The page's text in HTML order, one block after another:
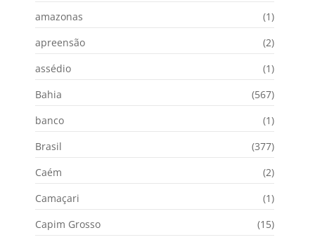
amazonas
(1)
apreensão
(2)
assédio
(1)
Bahia
(567)
banco
(1)
Brasil
(377)
Caém
(2)
Camaçari
(1)
Capim Grosso
(15)